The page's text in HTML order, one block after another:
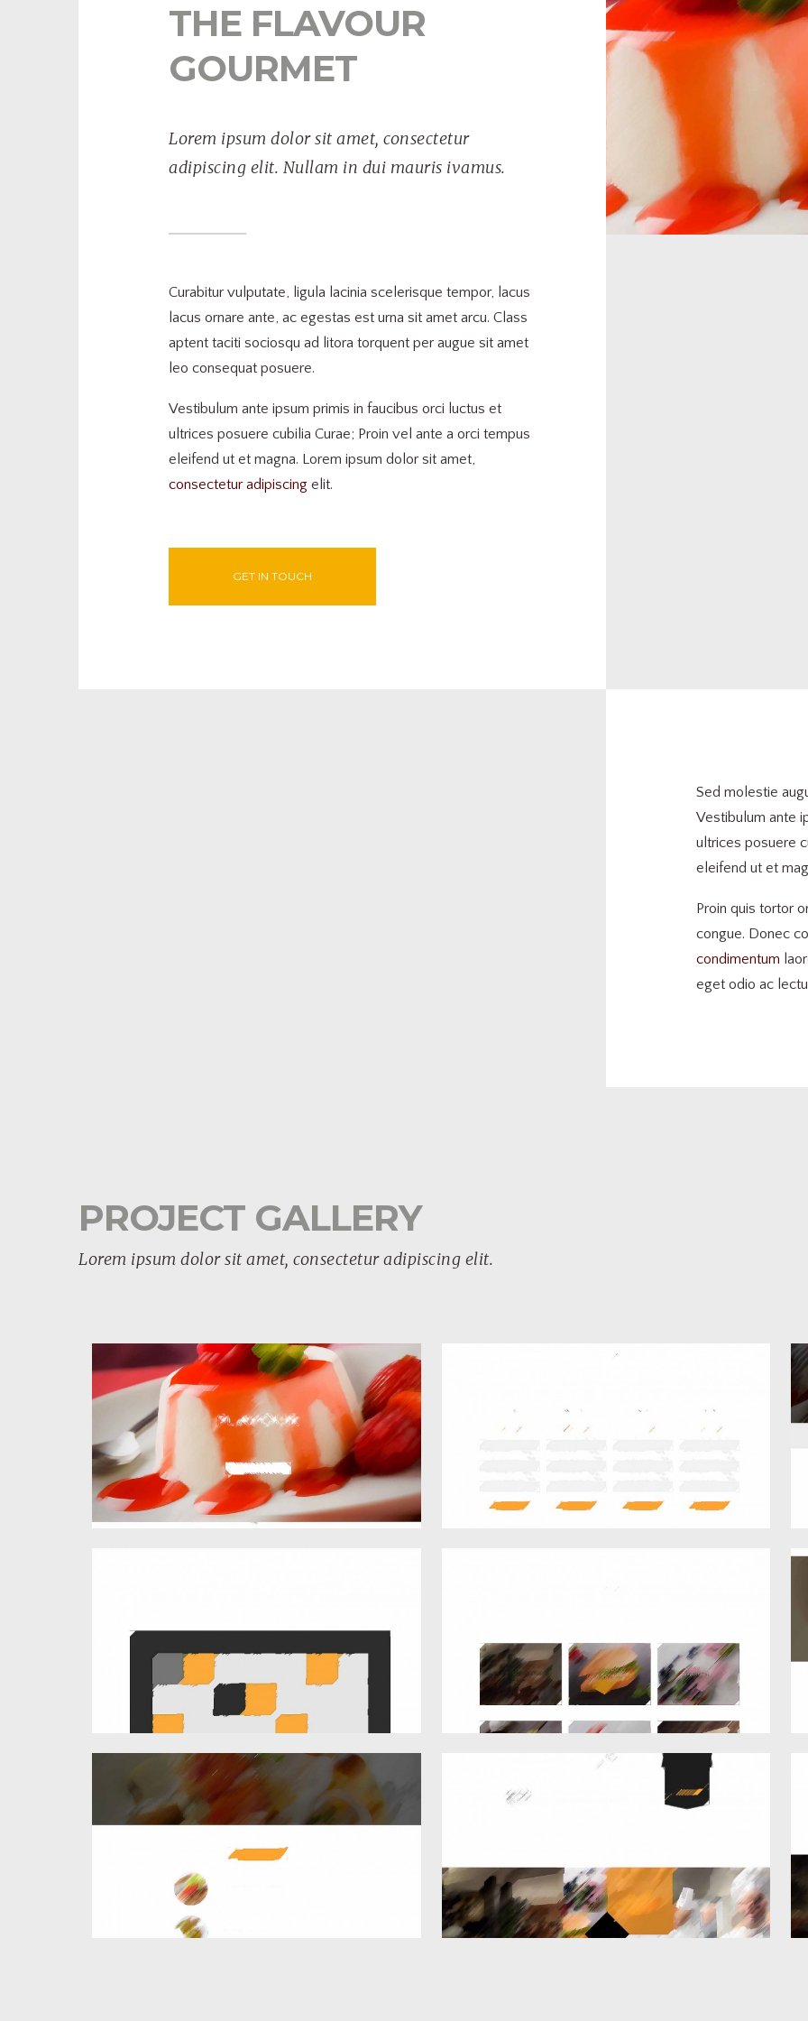
THE FLAVOUR
GOURMET
Lorem ipsum dolor sit amet, consectetur
adipiscing elit. Nullam in dui mauris ivamus.
Curabitur vulputate, ligula lacinia scelerisque tempor, lacus
lacus ornare ante, ac egestas est urna sit amet arcu. Class
aptent taciti sociosqu ad litora torquent per augue sit amet
leo consequat posuere.
Vestibulum ante ipsum primis in faucibus orci luctus et
ultrices posuere cubilia Curae; Proin vel ante a orci tempus
eleifend ut et magna. Lorem ipsum dolor sit amet,
consectetur adipiscing elit.
GET IN TOUCH
Sed molestie
Vestibulum ante
ultrices posuere
eleifend ut et
Proin quis tortor
congue. Donec
condimentum
eget odio ac
PROJECT GALLERY
Lorem ipsum dolor sit amet, consectetur adipiscing elit.